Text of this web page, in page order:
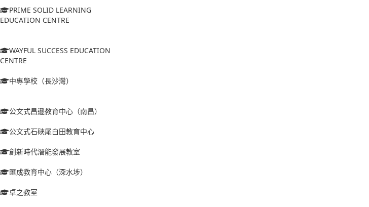
PRIME SOLID LEARNING
EDUCATION CENTRE
WAYFUL SUCCESS EDUCATION
CENTRE
中專學校（長沙灣）
公文式昌遜教育中心（南昌）
公文式石硤尾白田教育中心
創新時代潛能發展教室
匯成教育中心（深水埗）
卓之教室